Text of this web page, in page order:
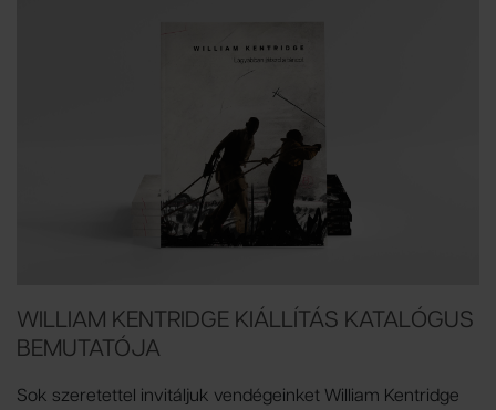
WILLIAM KENTRIDGE KIÁLLÍTÁS KATALÓGUS
BEMUTATÓJA
Sok szeretettel invitáljuk vendégeinket William Kentridge